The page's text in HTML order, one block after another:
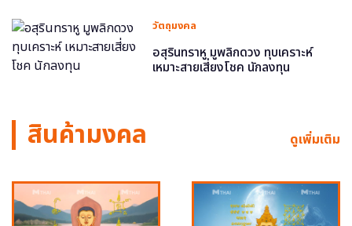
วัตถุมงคล
อสุรินทราหู มูพลิกดวง ทุบเคราะห์
เหมาะสายเสี่ยงโชค นักลงทุน
สินค้ามงคล ดูเพิ่มเติม